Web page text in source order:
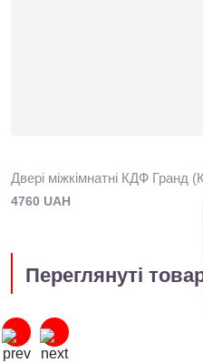
Двері міжкімнатні КДФ Гранд
4760 UAH
Переглянуті